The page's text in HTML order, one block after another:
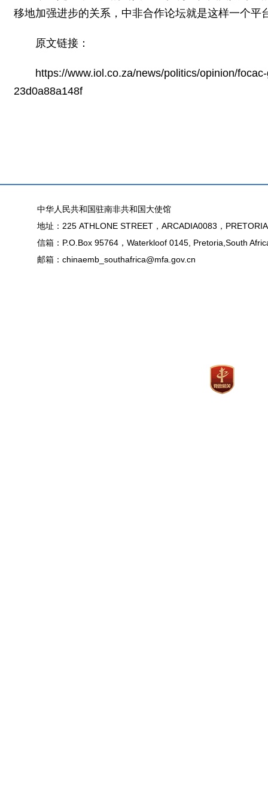
移地加强进步的关系，中非合作论坛就是这样一个平
原文链接：
https://www.iol.co.za/news/politics/opinion/
23d0a88a148f
中华人民共和国驻南非共和国大使馆
地址：225 ATHLONE STREET，ARCADIA0083，
信箱：P.O.Box 95764，Waterkloof 0145, Pretoria,South
邮箱：chinaemb_southafrica@mfa.gov.cn